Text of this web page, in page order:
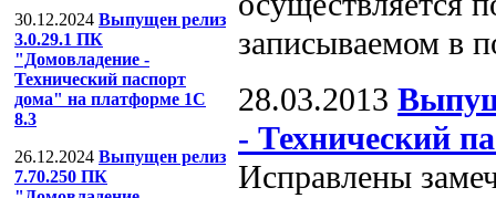
30.12.2024 Выпущен релиз
3.0.29.1 ПК
"Домовладение -
Технический паспорт
дома" на платформе 1С
8.3
26.12.2024 Выпущен релиз
7.70.250 ПК
записываемом в
28.03.2013
- Технический
Исправлены